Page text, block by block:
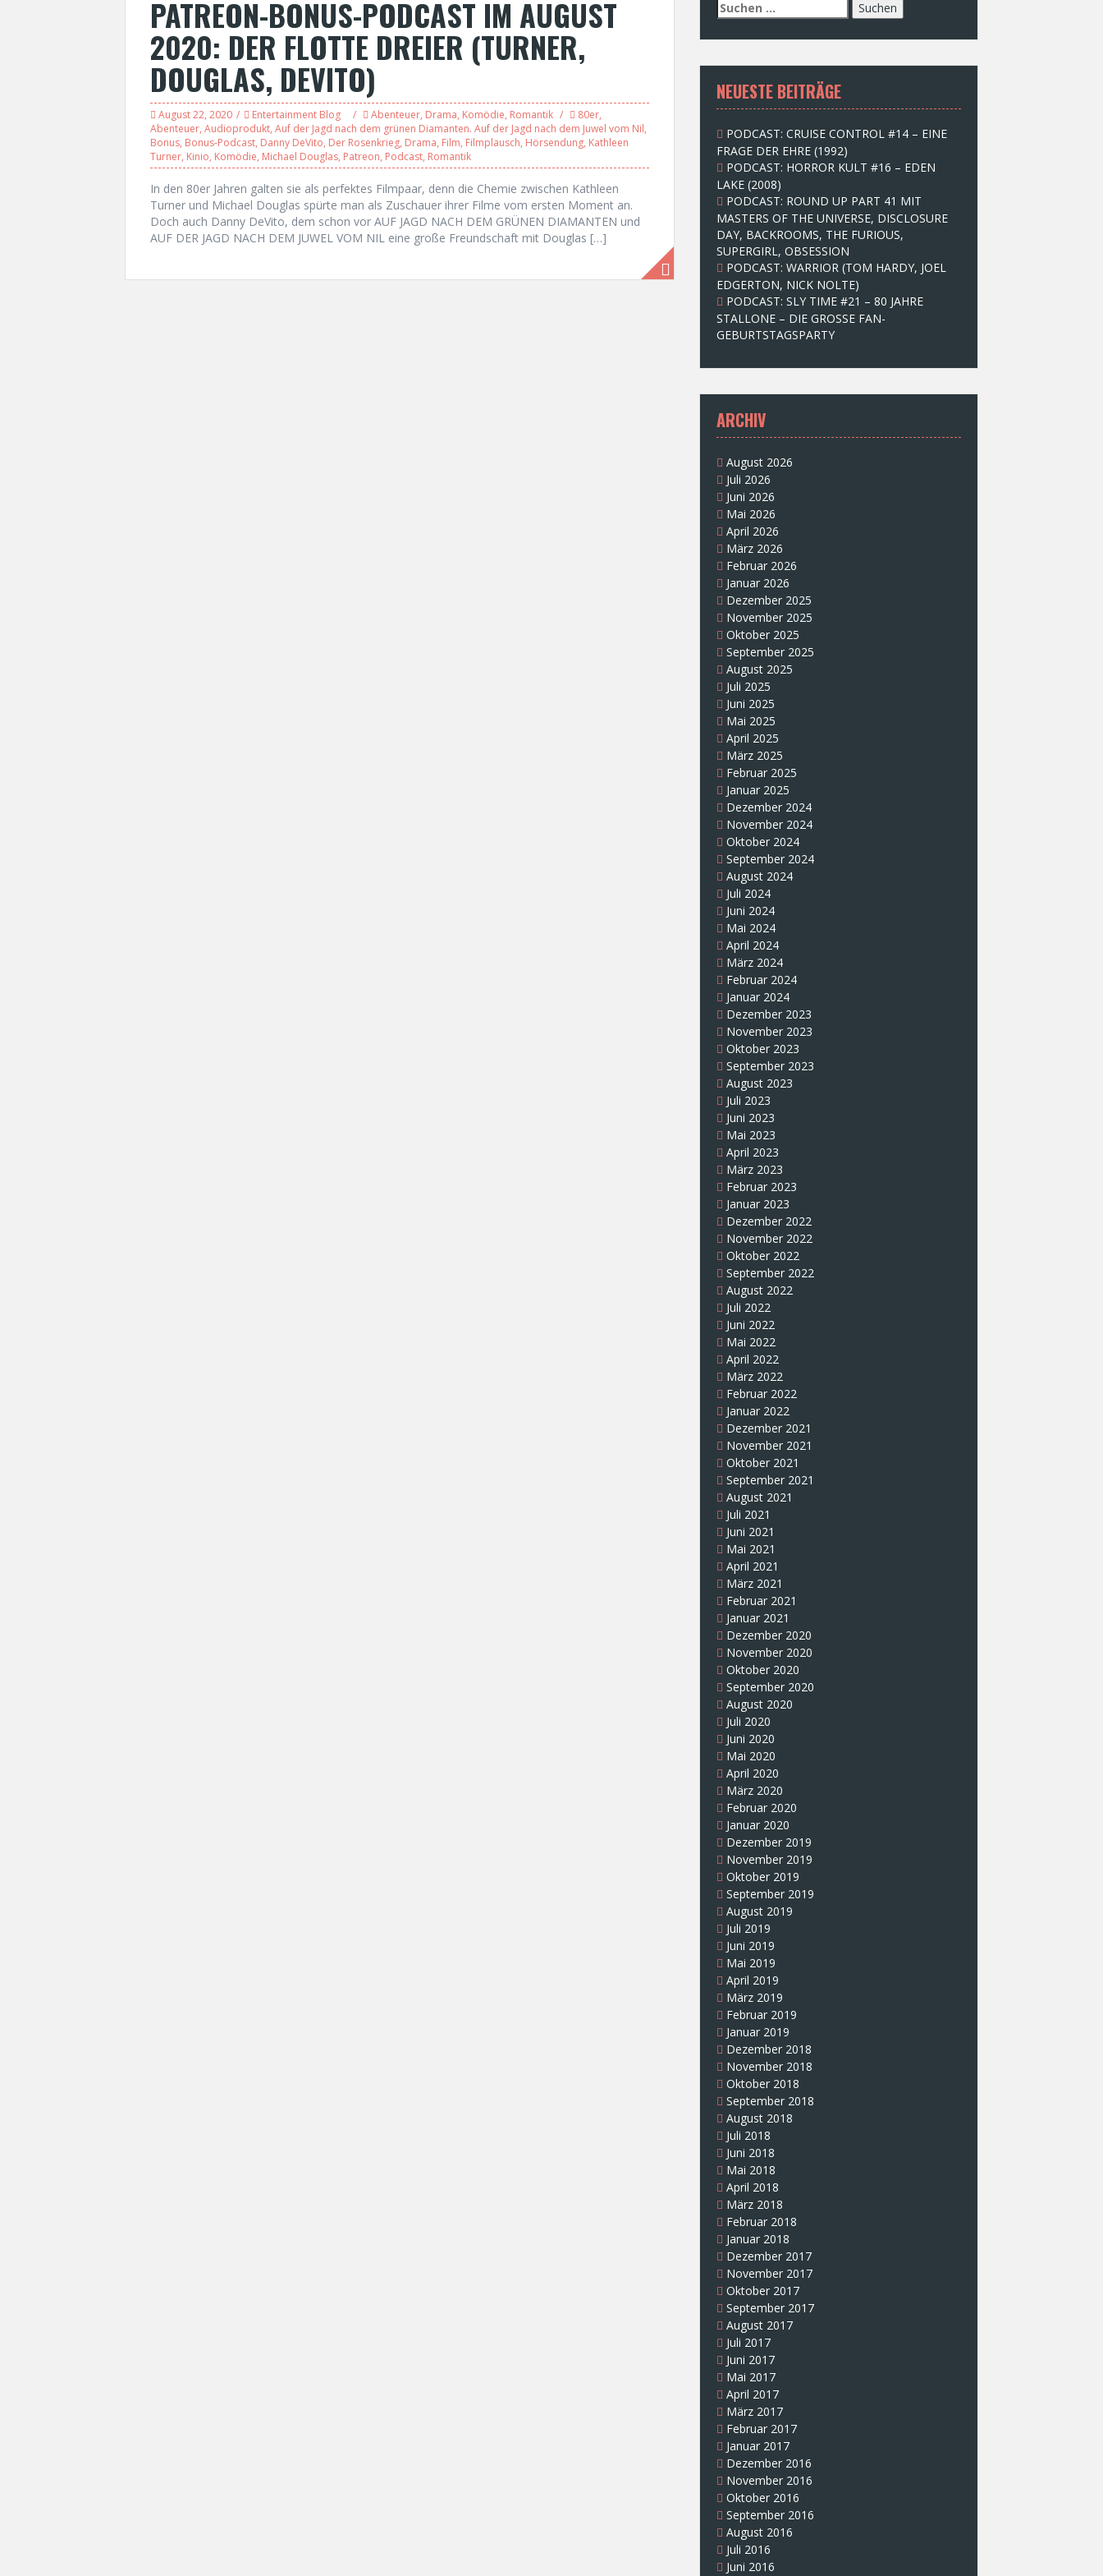
PATREON-BONUS-PODCAST IM AUGUST
2020: DER FLOTTE DREIER (TURNER,
DOUGLAS, DEVITO)
August 22, 2020 Entertainment Blog Abenteuer, Drama, Komödie, Romantik 80er,
Abenteuer, Audioprodukt, Auf der Jagd nach dem grünen Diamanten. Auf der Jagd nach dem Juwel vom Nil,
Bonus, Bonus-Podcast, Danny DeVito, Der Rosenkrieg, Drama, Film, Filmplausch, Hörsendung, Kathleen
Turner, Kinio, Komödie, Michael Douglas, Patreon, Podcast, Romantik
In den 80er Jahren galten sie als perfektes Filmpaar, denn die Chemie zwischen Kathleen
Turner und Michael Douglas spürte man als Zuschauer ihrer Filme vom ersten Moment an.
Doch auch Danny DeVito, dem schon vor AUF JAGD NACH DEM GRÜNEN DIAMANTEN und
AUF DER JAGD NACH DEM JUWEL VOM NIL eine große Freundschaft mit Douglas […]
S
u
c
e
n
n
c
h
:
NEUESTE BEITRÄGE
PODCAST: CRUISE CONTROL #14 – EINE
FRAGE DER EHRE (1992)
PODCAST: HORROR KULT #16 – EDEN
LAKE (2008)
PODCAST: ROUND UP PART 41 MIT
MASTERS OF THE UNIVERSE, DISCLOSURE
DAY, BACKROOMS, THE FURIOUS,
SUPERGIRL, OBSESSION
PODCAST: WARRIOR (TOM HARDY, JOEL
EDGERTON, NICK NOLTE)
PODCAST: SLY TIME #21 – 80 JAHRE
STALLONE – DIE GROSSE FAN-
GEBURTSTAGSPARTY
ARCHIV
August 2026
Juli 2026
Juni 2026
Mai 2026
April 2026
März 2026
Februar 2026
Januar 2026
Dezember 2025
November 2025
Oktober 2025
September 2025
August 2025
Juli 2025
Juni 2025
Mai 2025
April 2025
März 2025
Februar 2025
Januar 2025
Dezember 2024
November 2024
Oktober 2024
September 2024
August 2024
Juli 2024
Juni 2024
Mai 2024
April 2024
März 2024
Februar 2024
Januar 2024
Dezember 2023
November 2023
Oktober 2023
September 2023
August 2023
Juli 2023
Juni 2023
Mai 2023
April 2023
März 2023
Februar 2023
Januar 2023
Dezember 2022
November 2022
Oktober 2022
September 2022
August 2022
Juli 2022
Juni 2022
Mai 2022
April 2022
März 2022
Februar 2022
Januar 2022
Dezember 2021
November 2021
Oktober 2021
September 2021
August 2021
Juli 2021
Juni 2021
Mai 2021
April 2021
März 2021
Februar 2021
Januar 2021
Dezember 2020
November 2020
Oktober 2020
September 2020
August 2020
Juli 2020
Juni 2020
Mai 2020
April 2020
März 2020
Februar 2020
Januar 2020
Dezember 2019
November 2019
Oktober 2019
September 2019
August 2019
Juli 2019
Juni 2019
Mai 2019
April 2019
März 2019
Februar 2019
Januar 2019
Dezember 2018
November 2018
Oktober 2018
September 2018
August 2018
Juli 2018
Juni 2018
Mai 2018
April 2018
März 2018
Februar 2018
Januar 2018
Dezember 2017
November 2017
Oktober 2017
September 2017
August 2017
Juli 2017
Juni 2017
Mai 2017
April 2017
März 2017
Februar 2017
Januar 2017
Dezember 2016
November 2016
Oktober 2016
September 2016
August 2016
Juli 2016
Juni 2016